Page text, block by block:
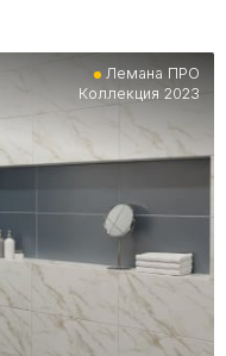
Лемана ПРО
Коллекция 2023